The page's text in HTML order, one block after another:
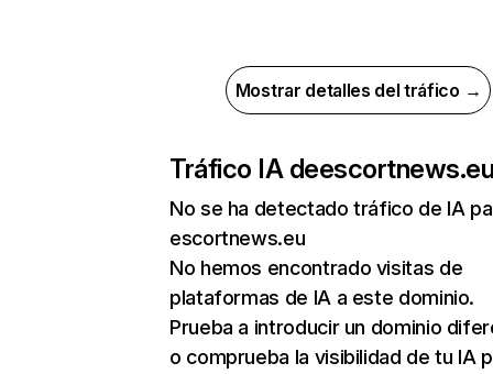
Mostrar detalles del tráfico →
Tráfico IA de
No se ha detectado tráfico de IA
escortnews.eu
No hemos encontrado visitas de
plataformas de IA a este dominio.
Prueba a introducir un dominio
o comprueba la visibilidad de tu IA